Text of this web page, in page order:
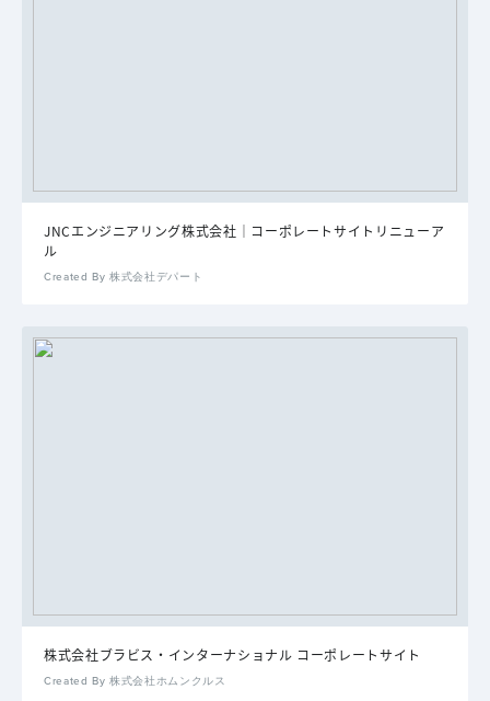
JNCエンジニアリング株式会社｜コーポレートサイトリニューア
ル
Created By 株式会社デパート
株式会社ブラビス・インターナショナル コーポレートサイト
Created By 株式会社ホムンクルス